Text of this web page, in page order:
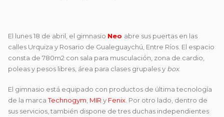
El lunes 18 de abril, el gimnasio Neo abre sus puertas en las
calles Urquiza y Rosario de Gualeguaychú, Entre Ríos. El espacio
consta de 780m2 con sala para musculación, zona de cardio,
poleas y pesos libres, área para clases grupales y box.
El gimnasio está equipado con productos de última tecnología
de la marcaTechnogym MIR y Fenix . Por otro lado, dentro de
sus servicios, también dispone de tres duchas independientes